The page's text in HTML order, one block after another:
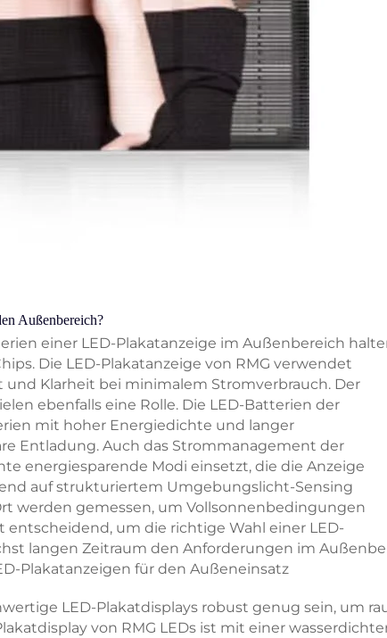
Außenbereich?
einer LED-Plakatanzeige im Außenbereich
Die LED-Plakatanzeige von RMG verwendet
Klarheit bei minimalem Stromverbrauch. Der
ebenfalls eine Rolle. Die LED-Batterien der
mit hoher Energiedichte und langer
Entladung. Auch das Strommanagement der
energiesparende Modi einsetzt, die die Anzeige
auf strukturiertem Umgebungslicht-Sensing
werden gemessen, um Vollsonnenbedingungen
entscheidend, um die richtige Wahl einer LED-
langen Zeitraum den Anforderungen im
Plakatanzeigen für den Außeneinsatz
LED-Plakatdisplays robust genug sein, um
von RMG LEDs ist mit einer